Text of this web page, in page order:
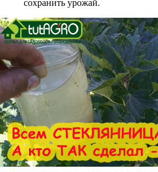
сохранить урожай.